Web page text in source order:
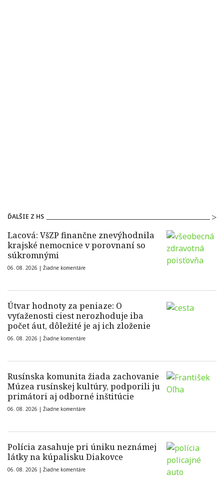
ĎALŠIE Z HS
Lacová: VšZP finančne znevýhodnila
krajské nemocnice v porovnaní so
súkromnými
06. 08. 2026 | Žiadne komentáre
Útvar hodnoty za peniaze: O
vyťaženosti ciest nerozhoduje iba
počet áut, dôležité je aj ich zloženie
06. 08. 2026 | Žiadne komentáre
Rusínska komunita žiada zachovanie
Múzea rusínskej kultúry, podporili ju
primátori aj odborné inštitúcie
06. 08. 2026 | Žiadne komentáre
Polícia zasahuje pri úniku neznámej
látky na kúpalisku Diakovce
06. 08. 2026 | Žiadne komentáre